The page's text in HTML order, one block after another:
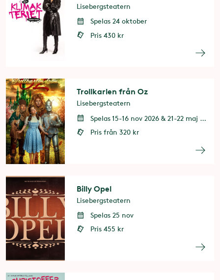
Lisebergsteatern
Spelas 24 oktober
Pris 430 kr
Trollkarlen från Oz
Lisebergsteatern
Spelas 15-16 nov 2026 & 21-22 maj 2027
Pris från 320 kr
Billy Opel
Lisebergsteatern
Spelas 25 nov
Pris 455 kr